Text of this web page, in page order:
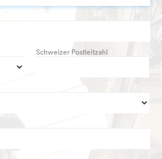
Schweizer Postleitzahl